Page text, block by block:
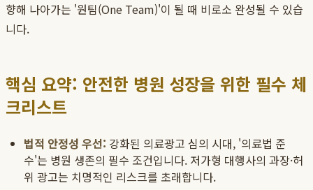
향해 나아가는 '원팀(One Team)'이 될 때 비로소 완성될 수 있습
니다.
핵심 요약: 안전한 병원 성장을 위한 필수 체
크리스트
법적 안정성 우선: 강화된 의료광고 심의 시대, '의료법 준
수'는 병원 생존의 필수 조건입니다. 저가형 대행사의 과장·허
위 광고는 치명적인 리스크를 초래합니다.